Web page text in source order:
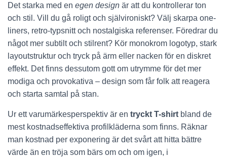
Det starka med en egen design är att du kontrollerar ton
och stil. Vill du gå roligt och självironiskt? Välj skarpa one-
liners, retro-typsnitt och nostalgiska referenser. Föredrar du
något mer subtilt och stilrent? Kör monokrom logotyp, stark
layoutstruktur och tryck på ärm eller nacken för en diskret
effekt. Det finns dessutom gott om utrymme för det mer
modiga och provokativa – design som får folk att reagera
och starta samtal på stan.
Ur ett varumärkesperspektiv är en tryckt T-shirt bland de
mest kostnadseffektiva profilkläderna som finns. Räknar
man kostnad per exponering är det svårt att hitta bättre
värde än en tröja som bärs om och om igen, i